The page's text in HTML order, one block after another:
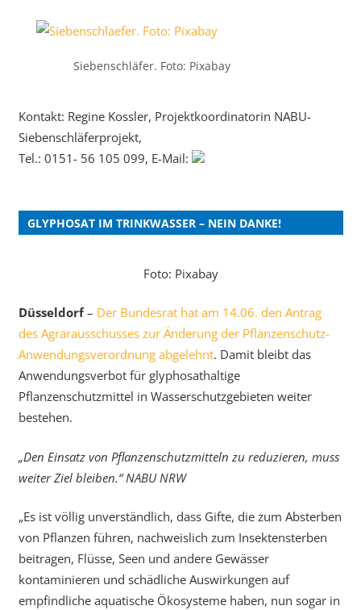
Siebenschläfer. Foto: Pixabay
Kontakt: Regine Kossler, Projektkoordinatorin NABU-
Siebenschläferprojekt,
Tel.: 0151- 56 105 099, E-Mail:
GLYPHOSAT IM TRINKWASSER – NEIN DANKE!
Foto: Pixabay
Düsseldorf– Der Bundesrat hat am 14.06. den Antrag
des Agrarausschusses zur Änderung der Pflanzenschutz-
Anwendungsverordnung abgelehnt. Damit bleibt das
Anwendungsverbot für glyphosathaltige
Pflanzenschutzmittel in Wasserschutzgebieten weiter
bestehen.
„Den Einsatz von Pflanzenschutzmitteln zu reduzieren, muss
weiter Ziel bleiben.“ NABU NRW
„Es ist völlig unverständlich, dass Gifte, die zum Absterben
von Pflanzen führen, nachweislich zum Insektensterben
beitragen, Flüsse, Seen und andere Gewässer
kontaminieren und schädliche Auswirkungen auf
empfindliche aquatische Ökosysteme haben, nun sogar in